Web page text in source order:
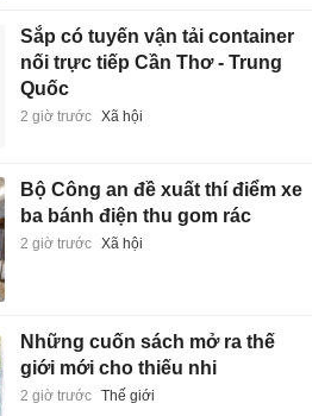
Sắp có tuyến vận tải container
nối trực tiếp Cần Thơ - Trung
Quốc
2 giờ trước Xã hội
Bộ Công an đề xuất thí điểm xe
ba bánh điện thu gom rác
2 giờ trước Xã hội
Những cuốn sách mở ra thế
giới mới cho thiếu nhi
2 giờ trước Thế giới